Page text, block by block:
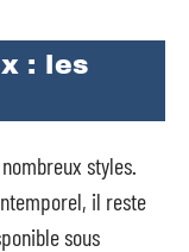
: les
styles.
il reste
sous